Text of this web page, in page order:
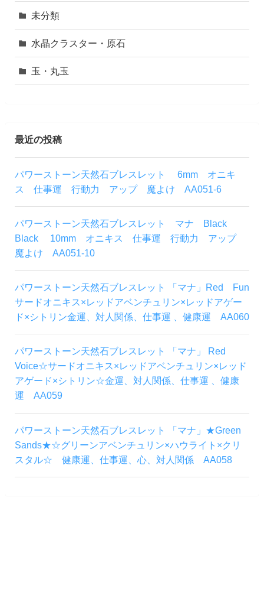
未分類
水晶クラスター・原石
玉・丸玉
最近の投稿
パワーストーン天然石ブレスレット 6mm オニキ
ス 仕事運 行動力 アップ 魔よけ AA051-6
パワーストーン天然石ブレスレット マナ Black
Black 10mm オニキス 仕事運 行動力 アップ
魔よけ AA051-10
パワーストーン天然石ブレスレット 「マナ」Red Fun
サードオニキス×レッドアベンチュリン×レッドアゲー
ド×シトリン金運、対人関係、仕事運 、健康運 AA060
パワーストーン天然石ブレスレット 「マナ」 Red
Voice☆サードオニキス×レッドアベンチュリン×レッド
アゲード×シトリン☆金運、対人関係、仕事運 、健康
運 AA059
パワーストーン天然石ブレスレット 「マナ」★Green
Sands★☆グリーンアベンチュリン×ハウライト×クリ
スタル☆ 健康運、仕事運、心、対人関係 AA058